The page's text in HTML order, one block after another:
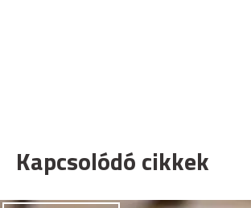
Kapcsolódó cikkek